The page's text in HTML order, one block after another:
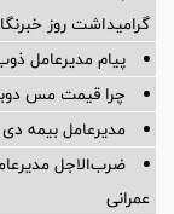
گرامیداشت روز
پیام مدیرعامل
چرا قیمت مس دوباره وارد
مدیرعامل بیمه
ضرب‌الاجل
عمرانی